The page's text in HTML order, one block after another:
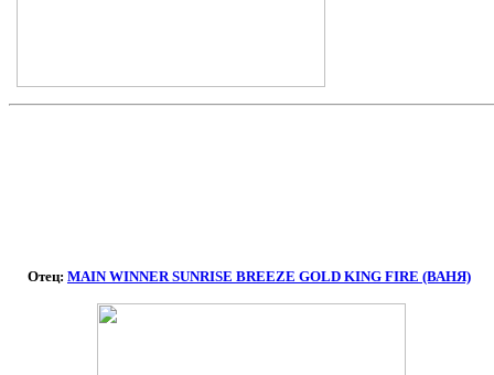
Отец: MAIN WINNER SUNRISE BREEZE GOLD KING FIRE (ВАНЯ)